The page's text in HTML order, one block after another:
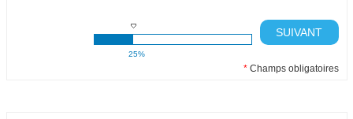
25%
SUIVANT
* Champs obligatoires